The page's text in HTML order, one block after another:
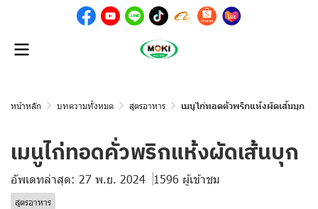
หน้าหลัก บทความทั้งหมด สูตรอาหาร เมนูไก่ทอดคั่วพริกแห้งผัดเส้นบุก
เมนูไก่ทอดคั่วพริกแห้งผัดเส้นบุก
อัพเดทล่าสุด: 27 พ.ย. 2024 1596 ผู้เข้าชม
สูตรอาหาร